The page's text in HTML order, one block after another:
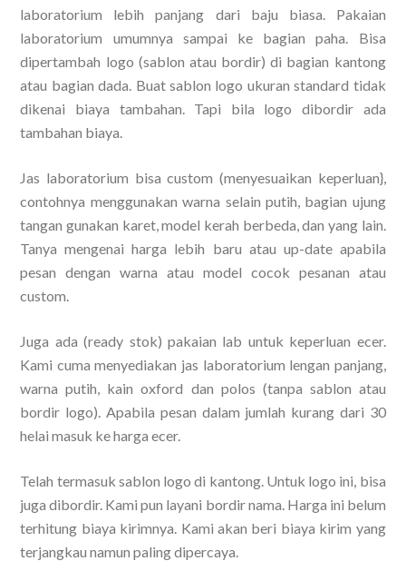
laboratorium lebih panjang dari baju biasa. Pakaian
laboratorium umumnya sampai ke bagian paha. Bisa
dipertambah logo (sablon atau bordir) di bagian kantong
atau bagian dada. Buat sablon logo ukuran standard tidak
dikenai biaya tambahan. Tapi bila logo dibordir ada
tambahan biaya.
Jas laboratorium bisa custom (menyesuaikan keperluan},
contohnya menggunakan warna selain putih, bagian ujung
tangan gunakan karet, model kerah berbeda, dan yang lain.
Tanya mengenai harga lebih baru atau up-date apabila
pesan dengan warna atau model cocok pesanan atau
custom.
Juga ada (ready stok) pakaian lab untuk keperluan ecer.
Kami cuma menyediakan jas laboratorium lengan panjang,
warna putih, kain oxford dan polos (tanpa sablon atau
bordir logo). Apabila pesan dalam jumlah kurang dari 30
helai masuk ke harga ecer.
Telah termasuk sablon logo di kantong. Untuk logo ini, bisa
juga dibordir. Kami pun layani bordir nama. Harga ini belum
terhitung biaya kirimnya. Kami akan beri biaya kirim yang
terjangkau namun paling dipercaya.